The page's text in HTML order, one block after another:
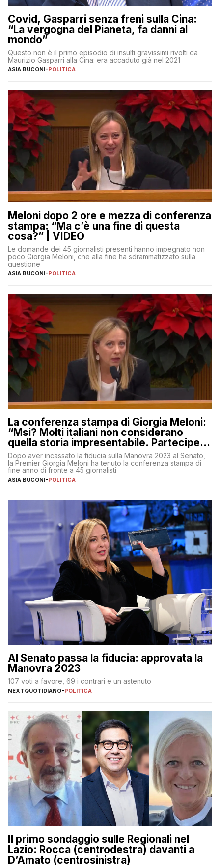
Covid, Gasparri senza freni sulla Cina:
“La vergogna del Pianeta, fa danni al
mondo”
Questo non è il primo episodio di insulti gravissimi rivolti da
Maurizio Gasparri alla Cina: era accaduto già nel 2021
ASIA BUCONI-POLITICA
Meloni dopo 2 ore e mezza di conferenza
stampa: “Ma c’è una fine di questa
cosa?” | VIDEO
Le domande dei 45 giornalisti presenti hanno impegnato non
poco Giorgia Meloni, che alla fine ha sdrammatizzato sulla
questione
ASIA BUCONI-POLITICA
La conferenza stampa di Giorgia Meloni:
“Msi? Molti italiani non considerano
quella storia impresentabile. Parteciperò
al 25 aprile”
Dopo aver incassato la fiducia sulla Manovra 2023 al Senato,
la Premier Giorgia Meloni ha tenuto la conferenza stampa di
fine anno di fronte a 45 giornalisti
ASIA BUCONI-POLITICA
Al Senato passa la fiducia: approvata la
Manovra 2023
107 voti a favore, 69 i contrari e un astenuto
NEXTQUOTIDIANO-POLITICA
Il primo sondaggio sulle Regionali nel
Lazio: Rocca (centrodestra) davanti a
D’Amato (centrosinistra)